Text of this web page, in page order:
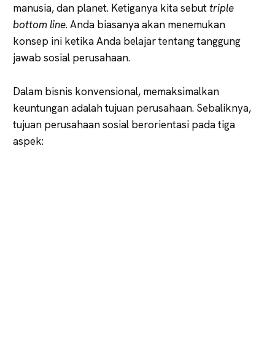
manusia, dan planet. Ketiganya kita sebuttriple
bottom line. Anda biasanya akan menemukan
konsep ini ketika Anda belajar tentang tanggung
jawab sosial perusahaan.
Dalam bisnis konvensional, memaksimalkan
keuntungan adalah tujuan perusahaan. Sebaliknya,
tujuan perusahaan sosial berorientasi pada tiga
aspek: